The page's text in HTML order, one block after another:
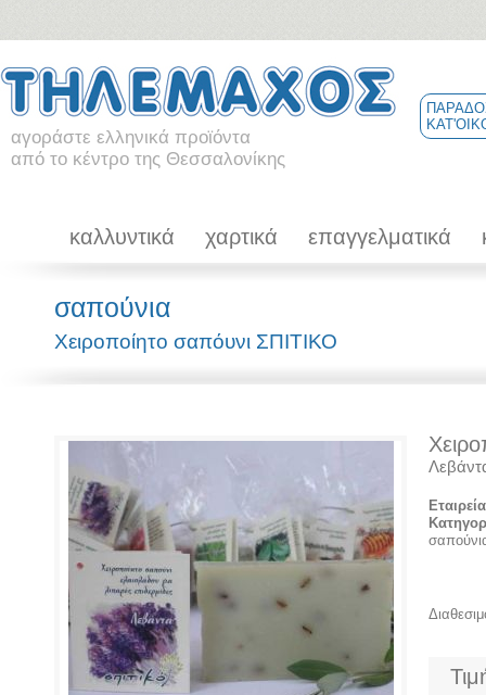
αγοράστε ελληνικά προϊόντα
από το κέντρο της Θεσσαλονίκης
καλλυντικά χαρτικά επαγγελματικά
σαπούνια
Χειροποίητο σαπόυνι ΣΠΙΤΙΚΟ